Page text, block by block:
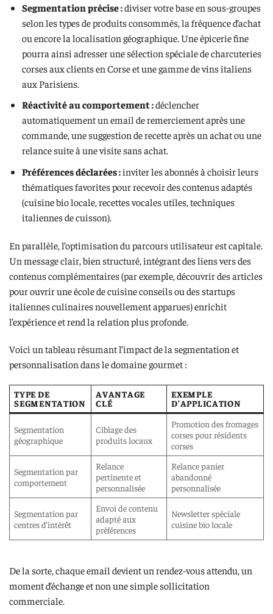
Segmentation précise :diviser votre base en sous-groupes
selon les types de produits consommés, la fréquence d’achat
ou encore la localisation géographique. Une épicerie fine
pourra ainsi adresser une sélection spéciale de charcuteries
corses aux clients en Corse et une gamme de vins italiens
aux Parisiens.
Réactivité au comportement :déclencher
automatiquement un email de remerciement après une
commande, une suggestion de recette après un achat ou une
relance suite à une visite sans achat.
Préférences déclarées :inviter les abonnés à choisir leurs
thématiques favorites pour recevoir des contenus adaptés
(cuisine bio locale, recettes vocales utiles, techniques
italiennes de cuisson).
En parallèle, l’optimisation du parcours utilisateur est capitale.
Un message clair, bien structuré, intégrant des liens vers des
contenus complémentaires (par exemple, découvrir des articles
pour ouvrir une école de cuisine conseils ou des startups
italiennes culinaires nouvellement apparues) enrichit
l’expérience et rend la relation plus profonde.
Voici un tableau résumant l’impact de la segmentation et
personnalisation dans le domaine gourmet :
TYPE DE
SEGMENTATION
AVANTAGE
CLÉ
EXEMPLE
D’APPLICATION
Segmentation
géographique
Ciblage des
produits locaux
Promotion des fromages
corses pour résidents
corses
Segmentation par
comportement
Relance
pertinente et
personnalisée
Relance panier
abandonné
personnalisée
Segmentation par
centres d’intérêt
Envoi de contenu
adapté aux
préférences
Newsletter spéciale
cuisine bio locale
De la sorte, chaque email devient un rendez-vous attendu, un
moment d’échange et non une simple sollicitation
commerciale.